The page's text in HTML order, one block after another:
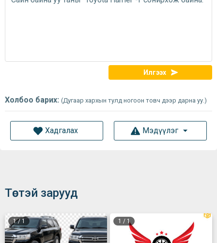
Илгээх
Холбоо барих: (Дугаар хархын тулд ногоон товч дээр дарна уу.)
Хадгалах Мэдүүлэг
Төстэй зарууд
1/ 1 1 / 1